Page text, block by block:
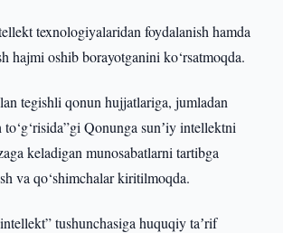
texnologiyalaridan foydalanish hamda
hajmi oshib borayotganini ko‘rsatmoqda.
tegishli qonun hujjatlariga, jumladan
Qonunga sunʼiy intellektni
keladigan munosabatlarni tartibga
va qo‘shimchalar kiritilmoqda.
tushunchasiga huquqiy taʼrif